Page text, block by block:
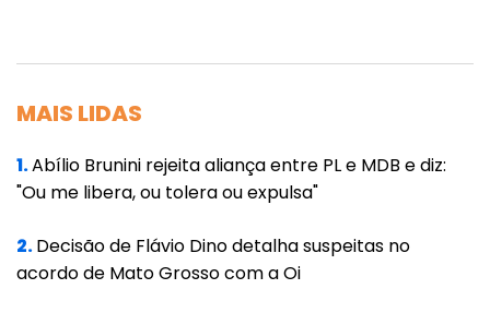
MAIS LIDAS
1.Abílio Brunini rejeita aliança entre PL e MDB e diz:
"Ou me libera, ou tolera ou expulsa"
2.Decisão de Flávio Dino detalha suspeitas no
acordo de Mato Grosso com a Oi